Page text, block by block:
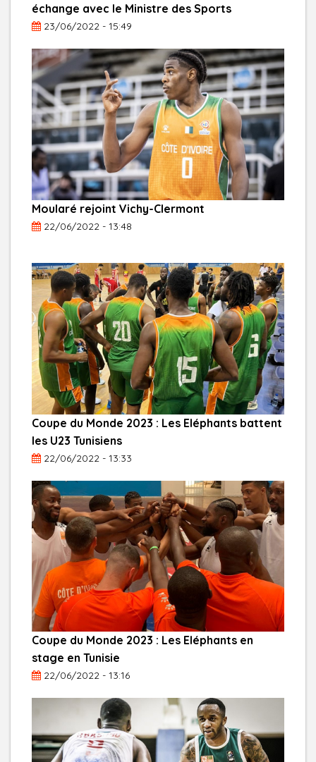
échange avec le Ministre des Sports
23/06/2022 - 15:49
Moularé rejoint Vichy-Clermont
22/06/2022 - 13:48
Coupe du Monde 2023 : Les Eléphants battent
les U23 Tunisiens
22/06/2022 - 13:33
Coupe du Monde 2023 : Les Eléphants en
stage en Tunisie
22/06/2022 - 13:16